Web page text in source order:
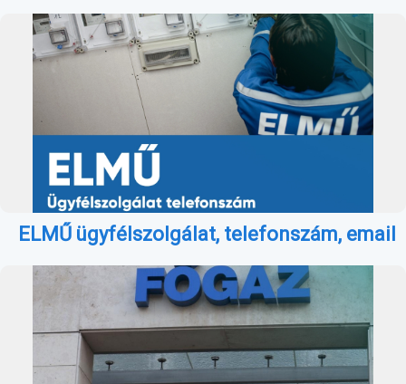
ELMŰ ügyfélszolgálat, telefonszám, email